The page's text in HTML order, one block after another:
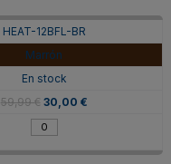
HEAT-12BFL-BR
Marrón
En stock
59,99 € 30,00 €